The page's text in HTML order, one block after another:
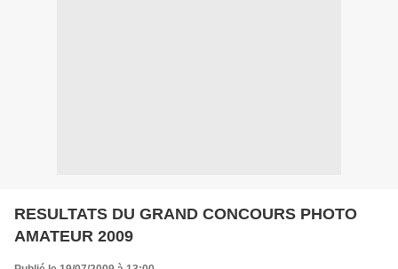
RESULTATS DU GRAND CONCOURS PHOTO
AMATEUR 2009